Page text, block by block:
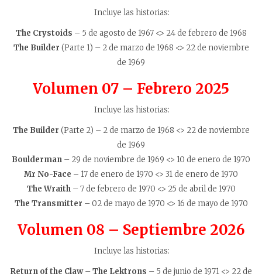
Incluye las historias:
The Crystoids – 5 de agosto de 1967 <> 24 de febrero de 1968
The Builder (Parte 1) – 2 de marzo de 1968 <> 22 de noviembre
de 1969
Volumen 07 – Febrero 2025
Incluye las historias:
The Builder (Parte 2) – 2 de marzo de 1968 <> 22 de noviembre
de 1969
Boulderman – 29 de noviembre de 1969 <> 10 de enero de 1970
Mr No-Face – 17 de enero de 1970 <> 31 de enero de 1970
The Wraith– 7 de febrero de 1970 <> 25 de abril de 1970
The Transmitter – 02 de mayo de 1970 <> 16 de mayo de 1970
Volumen 08 – Septiembre 2026
Incluye las historias:
Return of the Claw–The Lektrons – 5 de junio de 1971 <> 22 de